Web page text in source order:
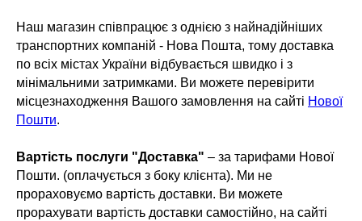
Наш магазин співпрацює з однією з найнадійніших
транспортних компаній - Нова Пошта, тому доставка
по всіх містах України відбувається швидко і з
мінімальними затримками. Ви можете перевірити
місцезнаходження Вашого замовлення на сайті Нової
Пошти.
Вартість послуги "Доставка" – за тарифами Нової
Пошти. (оплачується з боку клієнта). Ми не
прораховуємо вартість доставки. Ви можете
прорахувати вартість доставки самостійно, на сайті